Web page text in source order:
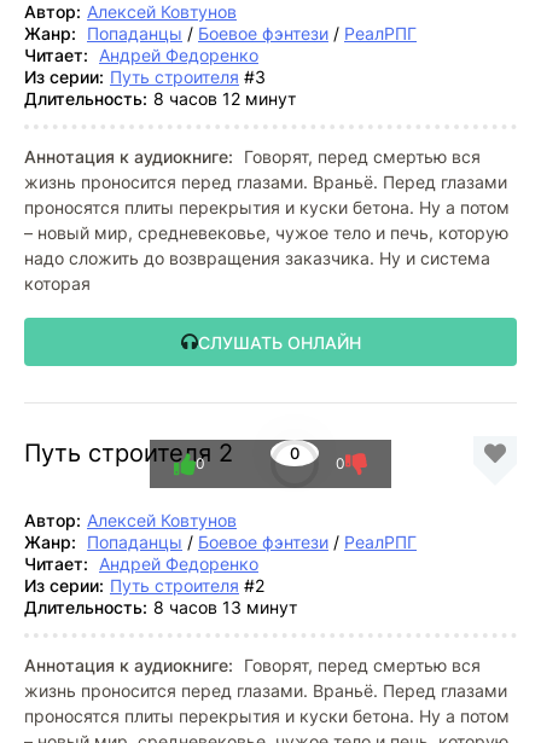
Автор: Алексей Ковтунов
Жанр:
Попаданцы / Боевое фэнтези / РеалРПГ
Читает:
Андрей Федоренко
Из серии: Путь строителя #3
Длительность: 8 часов 12 минут
Аннотация к аудиокниге:
Говорят, перед смертью вся
жизнь проносится перед глазами. Враньё. Перед глазами
проносятся плиты перекрытия и куски бетона. Ну а потом
– новый мир, средневековье, чужое тело и печь, которую
надо сложить до возвращения заказчика. Ну и система
которая
СЛУШАТЬ ОНЛАЙН
Путь строителя 2 0
0 0
Автор: Алексей Ковтунов
Жанр:
Попаданцы / Боевое фэнтези / РеалРПГ
Читает:
Андрей Федоренко
Из серии: Путь строителя #2
Длительность: 8 часов 13 минут
Аннотация к аудиокниге:
Говорят, перед смертью вся
жизнь проносится перед глазами. Враньё. Перед глазами
проносятся плиты перекрытия и куски бетона. Ну а потом